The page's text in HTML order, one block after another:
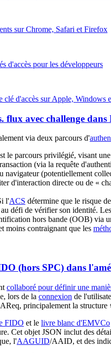
sur Chrome, Safari et Firefox
d'accès pour les développeurs
clé d'accès sur Apple, Windows
flux avec challenge
via deux parcours d'
le parcours privilégié, visant
(via la requête
navigateur (potentiellement
d'interaction directe ou de «
l'ACS détermine que le risque
défi de vérifier son identité.
hors bande (OOB) via
moins contraignant que les
(hors SPC) dans
collaboré pour définir une
lors de la connexion de
principalement la structure
FIDO et le livre blanc d'EMVCo
Cet objet JSON inclut des
l'AAGUID/AAID, et des